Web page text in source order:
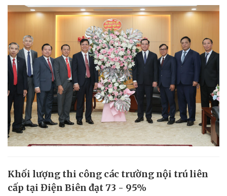
Khối lượng thi công các trường nội trú liên
cấp tại Điện Biên đạt 73 - 95%